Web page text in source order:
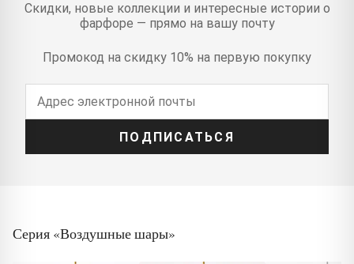
Скидки, новые коллекции и интересные истории о
фарфоре — прямо на вашу почту
Промокод на скидку 10% на первую покупку
ПОДПИСАТЬСЯ
Серия «Воздушные шары»